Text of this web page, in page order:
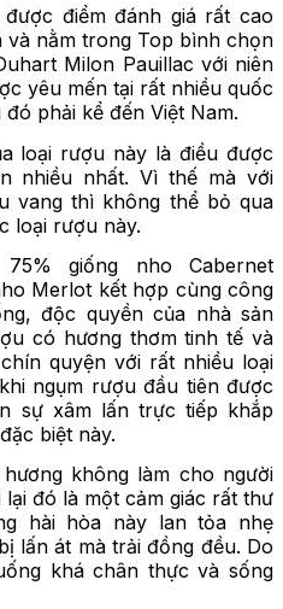
điểm đánh giá rất cao
và nằm trong Top bình chọn
Milon Pauillac với niên
yêu mến tại rất nhiều quốc
phải kể đến Việt Nam.
loại rượu này là điều được
nhiều nhất. Vì thế mà với
vang thì không thể bỏ qua
loại rượu này.
giống nho Cabernet
Merlot kết hợp cùng công
độc quyền của nhà sản
có hương thơm tinh tế và
quyện với rất nhiều loại
ngụm rượu đầu tiên được
sự xâm lấn trực tiếp khắp
biệt này.
không làm cho người
đó là một cảm giác rất thư
hài hòa này lan tỏa nhẹ
lấn át mà trải đồng đều. Do
khá chân thực và sống